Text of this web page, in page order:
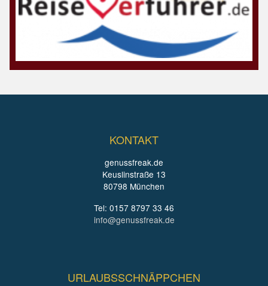
KONTAKT
genussfreak.de
Keuslinstraße 13
80798 München
Tel: 0157 8797 33 46
info@genussfreak.de
URLAUBSSCHNÄPPCHEN